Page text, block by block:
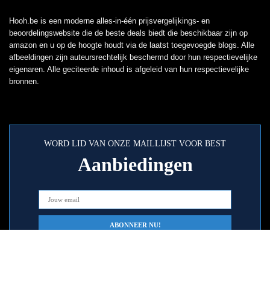
Hooh.be is een moderne alles-in-één prijsvergelijkings- en
beoordelingswebsite die de beste deals biedt die beschikbaar zijn op
amazon en u op de hoogte houdt via de laatst toegevoegde blogs. Alle
afbeeldingen zijn auteursrechtelijk beschermd door hun respectievelijke
eigenaren. Alle geciteerde inhoud is afgeleid van hun respectievelijke
bronnen.
WORD LID VAN ONZE MAILLIJST VOOR BEST
Aanbiedingen